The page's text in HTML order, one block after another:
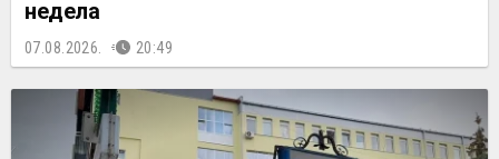
недела
07.08.2026. 20:49